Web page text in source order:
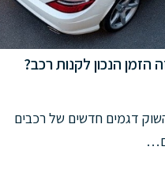
הנכון לקנות רכב?
דגמים חדשים של רכבים